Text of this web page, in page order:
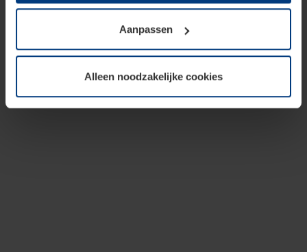
van deze pagina's absoluut vereist is. Voor alle andere
soorten cookies is uw toestemming benodigd. Uw
toestemming kunt u op elk moment bij de uitleg van de
wijzigen of herroepen.
Aanpassen
Alleen noodzakelijke cookies